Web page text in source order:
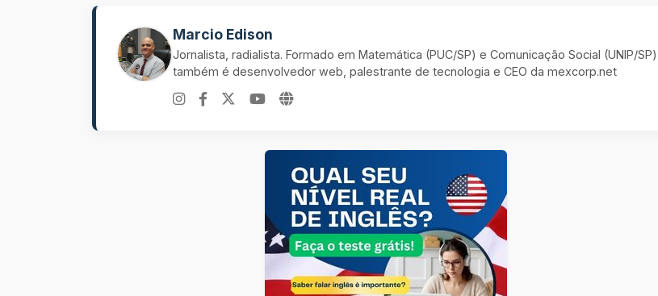
Marcio Edison
Jornalista, radialista. Formado em Matemática (PUC/SP) e Comunicação Social (UNIP/SP)
também é desenvolvedor web, palestrante de tecnologia e CEO da mexcorp.net